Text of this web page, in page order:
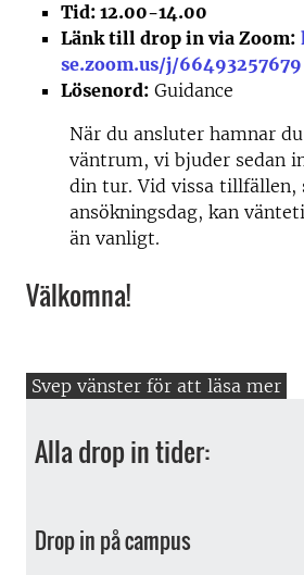
Tid: 12.00-14.00
Länk till drop in via Zoom:
se.zoom.us/j/66493257679
Lösenord: Guidance
När du ansluter hamnar
väntrum, vi bjuder sedan
din tur. Vid vissa tillfällen,
ansökningsdag, kan
än vanligt.
Välkomna!
Alla drop in tider:
Drop in på campus